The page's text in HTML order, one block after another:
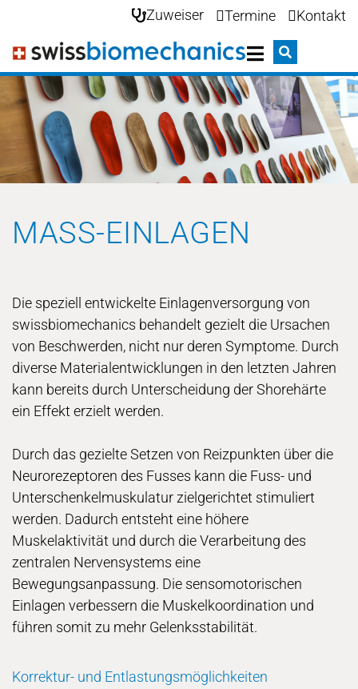
Zuweiser Termine Kontakt
MASS-EINLAGEN
Die speziell entwickelte Einlagenversorgung von
swissbiomechanics behandelt gezielt die Ursachen
von Beschwerden, nicht nur deren Symptome. Durch
diverse Materialentwicklungen in den letzten Jahren
kann bereits durch Unterscheidung der Shorehärte
ein Effekt erzielt werden.
Durch das gezielte Setzen von Reizpunkten über die
Neurorezeptoren des Fusses kann die Fuss- und
Unterschenkelmuskulatur zielgerichtet stimuliert
werden. Dadurch entsteht eine höhere
Muskelaktivität und durch die Verarbeitung des
zentralen Nervensystems eine
Bewegungsanpassung. Die sensomotorischen
Einlagen verbessern die Muskelkoordination und
führen somit zu mehr Gelenksstabilität.
Korrektur- und Entlastungsmöglichkeiten